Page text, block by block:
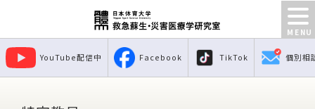
YouTube配信中 Facebook TikTok 個別相